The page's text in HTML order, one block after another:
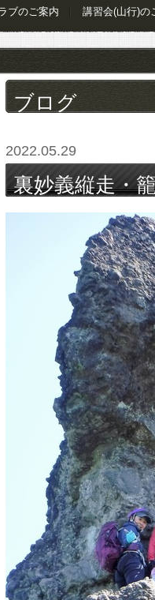
ブのご案内 講習会(山行)の
ブログ
2022.05.29
裏妙義縦走・